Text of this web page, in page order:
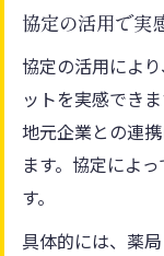
協定の活用で実
協定の活用によ
ットを実感でき
地元企業との連
ます。協定によ
す。
具体的には、薬